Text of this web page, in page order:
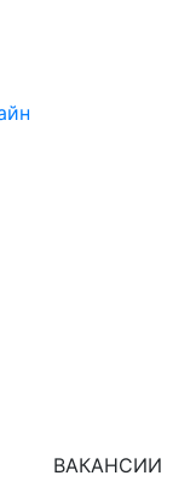
ВАКАНСИИ